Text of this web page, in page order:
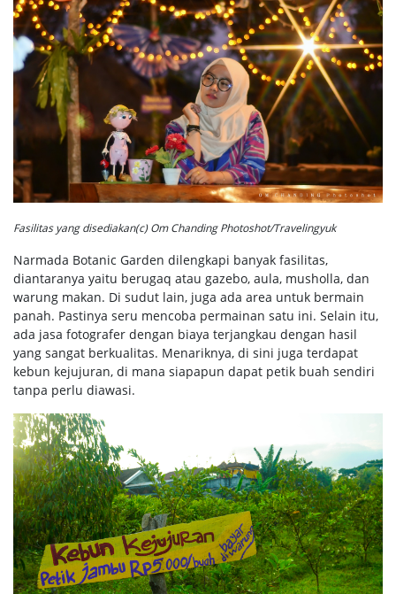
Fasilitas yang disediakan(c) Om Chanding Photoshot/Travelingyuk
Narmada Botanic Garden dilengkapi banyak fasilitas,
diantaranya yaitu berugaq atau gazebo, aula, musholla, dan
warung makan. Di sudut lain, juga ada area untuk bermain
panah. Pastinya seru mencoba permainan satu ini. Selain itu,
ada jasa fotografer dengan biaya terjangkau dengan hasil
yang sangat berkualitas. Menariknya, di sini juga terdapat
kebun kejujuran, di mana siapapun dapat petik buah sendiri
tanpa perlu diawasi.